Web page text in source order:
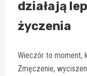
działają
życzenia
Wieczór to moment,
Zmęczenie,